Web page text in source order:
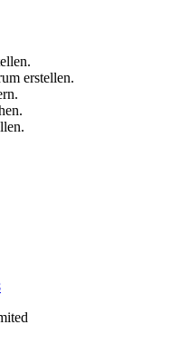
erstellen.